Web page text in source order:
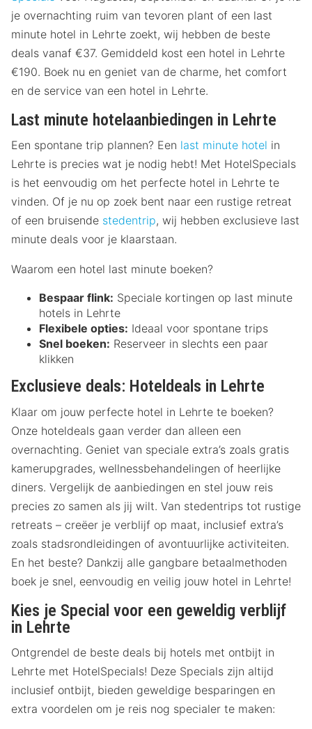
je overnachting ruim van tevoren plant of een last
minute hotel in Lehrte zoekt, wij hebben de beste
deals vanaf €37. Gemiddeld kost een hotel in Lehrte
€190. Boek nu en geniet van de charme, het comfort
en de service van een hotel in Lehrte.
Last minute hotelaanbiedingen in Lehrte
Een spontane trip plannen? Een last minute hotel in
Lehrte is precies wat je nodig hebt! Met HotelSpecials
is het eenvoudig om het perfecte hotel in Lehrte te
vinden. Of je nu op zoek bent naar een rustige retreat
of een bruisende stedentrip, wij hebben exclusieve last
minute deals voor je klaarstaan.
Waarom een hotel last minute boeken?
Bespaar flink: Speciale kortingen op last minute
hotels in Lehrte
Flexibele opties: Ideaal voor spontane trips
Snel boeken: Reserveer in slechts een paar
klikken
Exclusieve deals: Hoteldeals in Lehrte
Klaar om jouw perfecte hotel in Lehrte te boeken?
Onze hoteldeals gaan verder dan alleen een
overnachting. Geniet van speciale extra’s zoals gratis
kamerupgrades, wellnessbehandelingen of heerlijke
diners. Vergelijk de aanbiedingen en stel jouw reis
precies zo samen als jij wilt. Van stedentrips tot rustige
retreats – creëer je verblijf op maat, inclusief extra’s
zoals stadsrondleidingen of avontuurlijke activiteiten.
En het beste? Dankzij alle gangbare betaalmethoden
boek je snel, eenvoudig en veilig jouw hotel in Lehrte!
Kies je Special voor een geweldig verblijf
in Lehrte
Ontgrendel de beste deals bij hotels met ontbijt in
Lehrte met HotelSpecials! Deze Specials zijn altijd
inclusief ontbijt, bieden geweldige besparingen en
extra voordelen om je reis nog specialer te maken: